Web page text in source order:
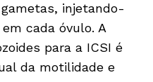
injetando-
cada óvulo. A
para a ICSI é
da motilidade e